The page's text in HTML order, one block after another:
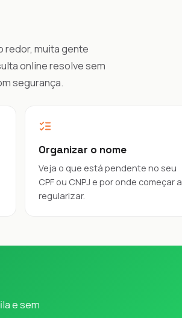
redor, muita gente
online resolve sem
segurança.
Organizar o nome
Veja o que está pendente no seu
CPF ou CNPJ e por onde começar a
regularizar.
e sem